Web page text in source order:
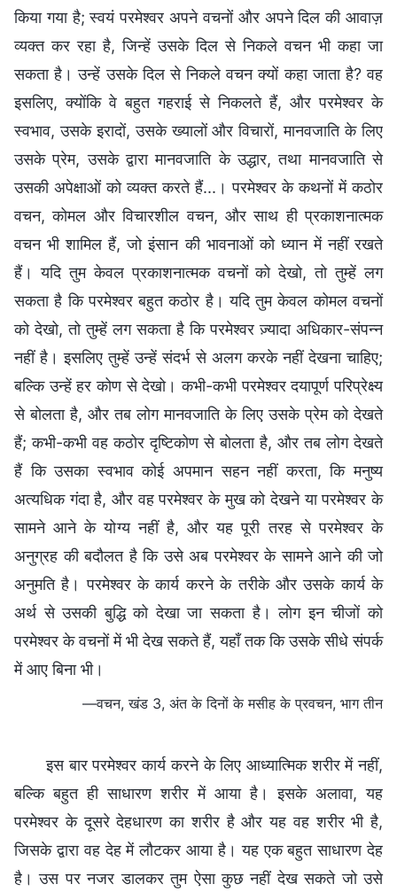
किया गया है; स्वयं परमेश्वर अपने वचनों और अपने दिल की आवाज़
व्यक्त कर रहा है, जिन्हें उसके दिल से निकले वचन भी कहा जा
सकता है। उन्हें उसके दिल से निकले वचन क्यों कहा जाता है? वह
इसलिए, क्योंकि वे बहुत गहराई से निकलते हैं, और परमेश्वर के
स्वभाव, उसके इरादों, उसके ख्यालों और विचारों, मानवजाति के लिए
उसके प्रेम, उसके द्वारा मानवजाति के उद्धार, तथा मानवजाति से
उसकी अपेक्षाओं को व्यक्त करते हैं...। परमेश्वर के कथनों में कठोर
वचन, कोमल और विचारशील वचन, और साथ ही प्रकाशनात्मक
वचन भी शामिल हैं, जो इंसान की भावनाओं को ध्यान में नहीं रखते
हैं। यदि तुम केवल प्रकाशनात्मक वचनों को देखो, तो तुम्हें लग
सकता है कि परमेश्वर बहुत कठोर है। यदि तुम केवल कोमल वचनों
को देखो, तो तुम्हें लग सकता है कि परमेश्वर ज़्यादा अधिकार-संपन्न
नहीं है। इसलिए तुम्हें उन्हें संदर्भ से अलग करके नहीं देखना चाहिए;
बल्कि उन्हें हर कोण से देखो। कभी-कभी परमेश्वर दयापूर्ण परिप्रेक्ष्य
से बोलता है, और तब लोग मानवजाति के लिए उसके प्रेम को देखते
हैं; कभी-कभी वह कठोर दृष्टिकोण से बोलता है, और तब लोग देखते
हैं कि उसका स्वभाव कोई अपमान सहन नहीं करता, कि मनुष्य
अत्यधिक गंदा है, और वह परमेश्वर के मुख को देखने या परमेश्वर के
सामने आने के योग्य नहीं है, और यह पूरी तरह से परमेश्वर के
अनुग्रह की बदौलत है कि उसे अब परमेश्वर के सामने आने की जो
अनुमति है। परमेश्वर के कार्य करने के तरीके और उसके कार्य के
अर्थ से उसकी बुद्धि को देखा जा सकता है। लोग इन चीजों को
परमेश्वर के वचनों में भी देख सकते हैं, यहाँ तक कि उसके सीधे संपर्क
में आए बिना भी।
—वचन, खंड 3, अंत के दिनों के मसीह के प्रवचन, भाग तीन
इस बार परमेश्वर कार्य करने के लिए आध्यात्मिक शरीर में नहीं,
बल्कि बहुत ही साधारण शरीर में आया है। इसके अलावा, यह
परमेश्वर के दूसरे देहधारण का शरीर है और यह वह शरीर भी है,
जिसके द्वारा वह देह में लौटकर आया है। यह एक बहुत साधारण देह
है। उस पर नजर डालकर तुम ऐसा कुछ नहीं देख सकते जो उसे